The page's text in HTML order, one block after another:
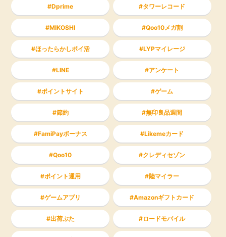
Dprime タワーレコード
MIKOSHI Qoo10メガ割
ほったらかしポイ活 LYPマイレージ
LINE アンケート
ポイントサイト ゲーム
節約 無印良品週間
FamiPayボーナス Likemeカード
Qoo10 クレディセゾン
ポイント運用 陸マイラー
ゲームアプリ Amazonギフトカード
出荷ぶた ロードモバイル